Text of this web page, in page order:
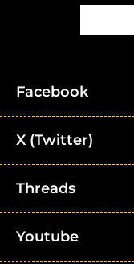
Facebook
X (Twitter)
Threads
Youtube